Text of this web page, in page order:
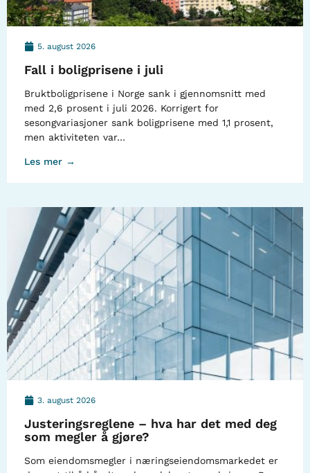
5. august 2026
Fall i boligprisene i juli
Bruktboligprisene i Norge sank i gjennomsnitt med
med 2,6 prosent i juli 2026. Korrigert for
sesongvariasjoner sank boligprisene med 1,1 prosent,
men aktiviteten var…
Les mer →
3. august 2026
Justeringsreglene – hva har det med deg
som megler å gjøre?
Som eiendomsmegler i næringseiendomsmarkedet er